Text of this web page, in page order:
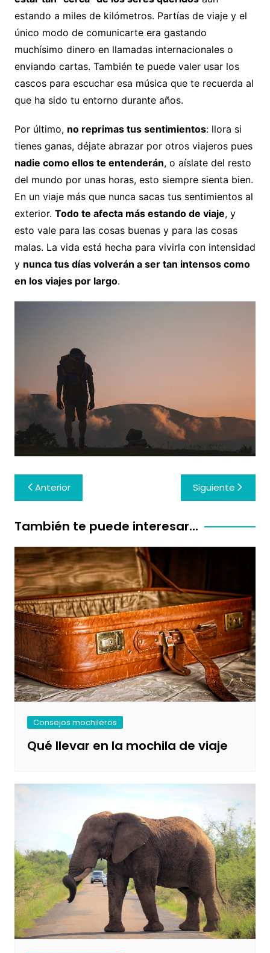
estando a miles de kilómetros. Partías de viaje y el
único modo de comunicarte era gastando
muchísimo dinero en llamadas internacionales o
enviando cartas. También te puede valer usar los
cascos para escuchar esa música que te recuerda al
que ha sido tu entorno durante años.
Por último, no reprimas tus sentimientos: llora si
tienes ganas, déjate abrazar por otros viajeros pues
nadie como ellos te entenderán, o aíslate del resto
del mundo por unas horas, esto siempre sienta bien.
En un viaje más que nunca sacas tus sentimientos al
exterior. Todo te afecta más estando de viaje, y
esto vale para las cosas buenas y para las cosas
malas. La vida está hecha para vivirla con intensidad
y nunca tus días volverán a ser tan intensos como
en los viajes por largo.
Navegación
de
entradas
Anterior Siguiente
También te puede interesar...
Consejos mochileros
Qué llevar en la mochila de viaje